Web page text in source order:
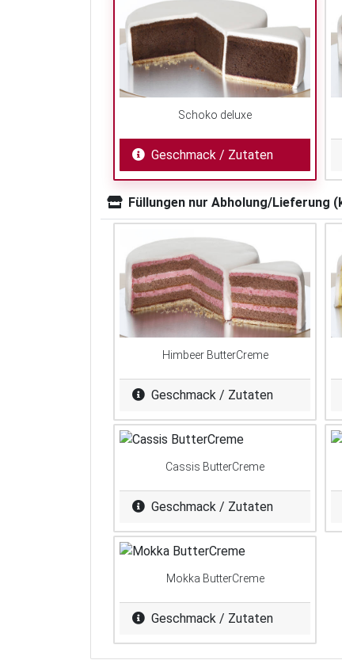
Schoko deluxe
Geschmack / Zutaten
Füllungen nur Abholung/Lieferung
Himbeer ButterCreme
Geschmack / Zutaten
Cassis ButterCreme
Geschmack / Zutaten
Mokka ButterCreme
Geschmack / Zutaten